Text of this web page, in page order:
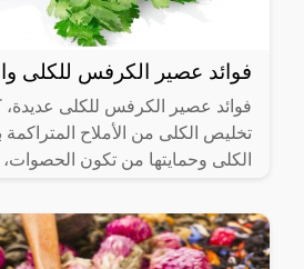
فوائد عصير الكرفس للكلى
فوائد عصير الكرفس للكلى عديدة،
تخليص الكلى من الأملاح
الكلى وحمايتها من تكون الحصوات،